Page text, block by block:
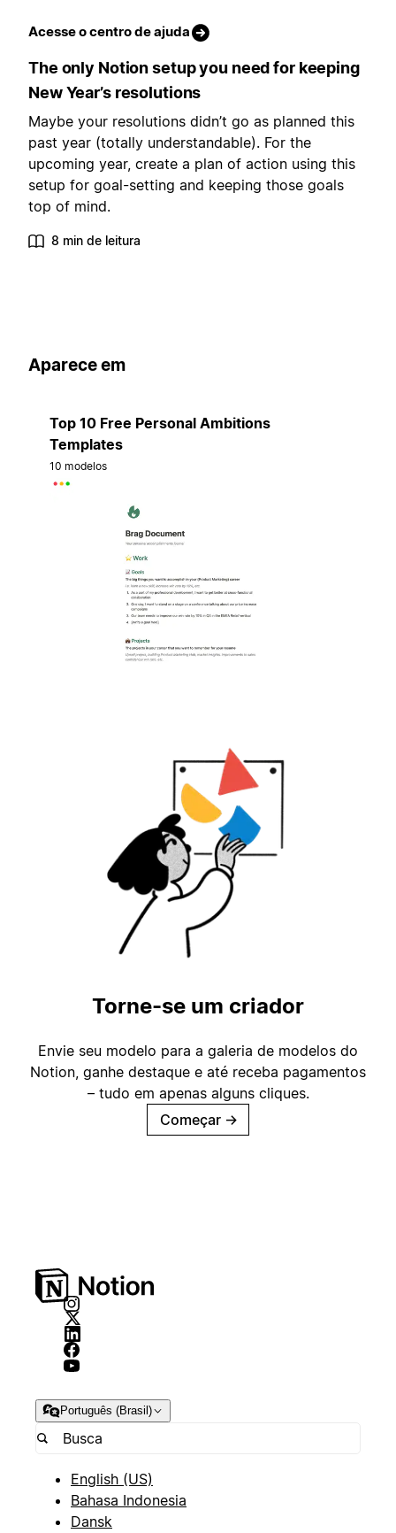
Acesse o centro de ajuda
The only Notion setup you need for keeping
New Year’s resolutions
Maybe your resolutions didn’t go as planned this
past year (totally understandable). For the
upcoming year, create a plan of action using this
setup for goal-setting and keeping those goals
top of mind.
8 min de leitura
Aparece em
Top 10 Free Personal Ambitions
Templates
10 modelos
Torne-se um criador
Envie seu modelo para a galeria de modelos do
Notion, ganhe destaque e até receba pagamentos
– tudo em apenas alguns cliques.
Começar →
Português (Brasil)
English (US)
Bahasa Indonesia
Dansk